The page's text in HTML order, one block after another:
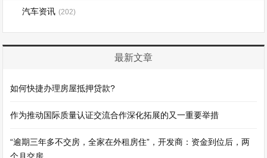
汽车资讯 (202)
最新文章
如何快捷办理房屋抵押贷款?
作为推动国际质量认证交流合作深化拓展的又一重要举措
“逾期三年多不交房，全家在外租房住”，开发商：资金到位后，两